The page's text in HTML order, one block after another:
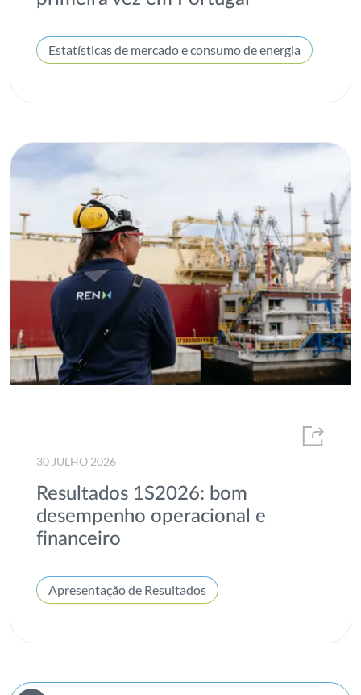
Prémio
Projeto de Interesse Comum
Projetos
Proteção Ambiental
Publicações
Relatório Integrado
Responsabilidade Social
speed-E
Estatísticas de mercado e consumo de energia
30 JULHO 2026
Resultados 1S2026: bom
desempenho operacional e
financeiro
Apresentação de Resultados